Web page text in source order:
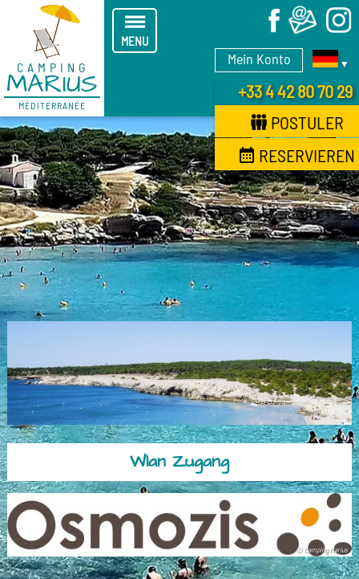
CAMPING
MARIUS
MÉDITERRANÉE
Mein Konto ▼
+33 4 42 80 70 29
POSTULER
RESERVIEREN
MENU
X
Wlan Zugang
© Camping Marius